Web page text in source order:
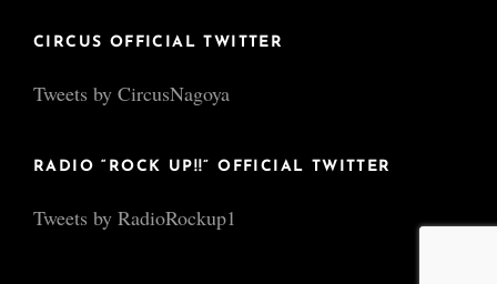
CIRCUS OFFICIAL TWITTER
Tweets by CircusNagoya
RADIO “ROCK UP!!” OFFICIAL TWITTER
Tweets by RadioRockup1